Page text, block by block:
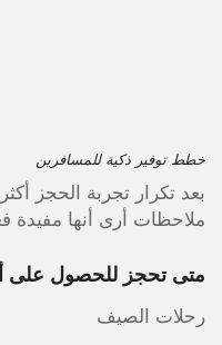
خطط توفير ذكية للمسافرين
بعد تكرار تجربة الحجز
ملاحظات أرى أنها مفيدة
متى تحجز للحصول
رحلات الصيف